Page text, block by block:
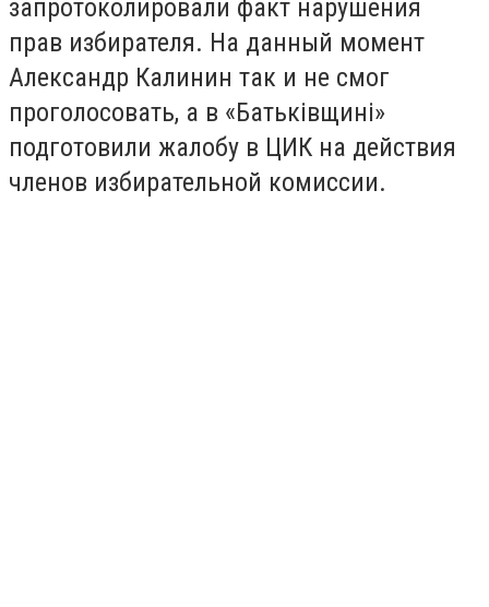
запротоколировали факт нарушения
прав избирателя. На данный момент
Александр Калинин так и не смог
проголосовать, а в «Батьківщині»
подготовили жалобу в ЦИК на действия
членов избирательной комиссии.